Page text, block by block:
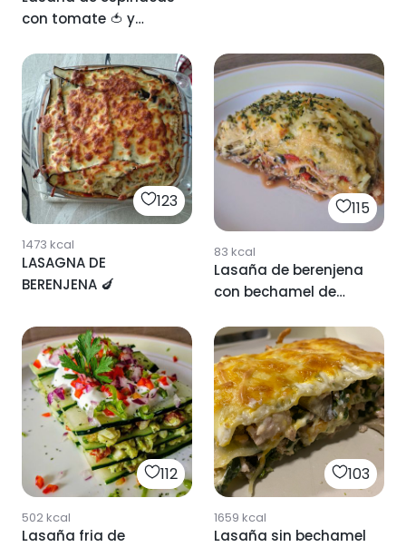
con tomate 🍅 y
123
1473 kcal
LASAGNA DE
BERENJENA 🍆
115
83 kcal
Lasaña de berenjena
con bechamel de
112
502kcal
Lasaña fria de
103
1659 kcal
Lasaña sin bechamel